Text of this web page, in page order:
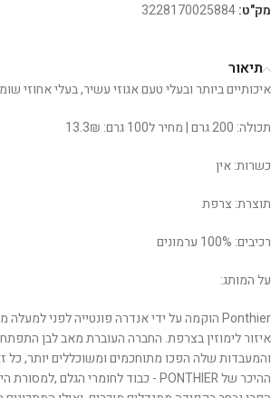
מק"ט:3228170025884
תיאור
איכותיים ביותר ובעלי טעם אגוזי עשיר, בעלי אחוזי
תכולה: 200 גרם | מחיר ל100 גרם: 13.3₪
כשרות: אין
תוצרת: צרפת
רכיבים: 100% ערמונים
על המותג: